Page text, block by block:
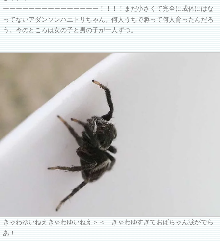
ーーーーーーーーーーーーーーー！！！！まだ小さくて完全に成体にはな
ってないアダンソンハエトリちゃん。何人うちで孵って何人育ったんだろ
う。今のところは女の子と男の子が一人ずつ。
きゃわゆいねえきゃわゆいねえ＞＜ きゃわゆすぎておばちゃん涙がでら
あ！